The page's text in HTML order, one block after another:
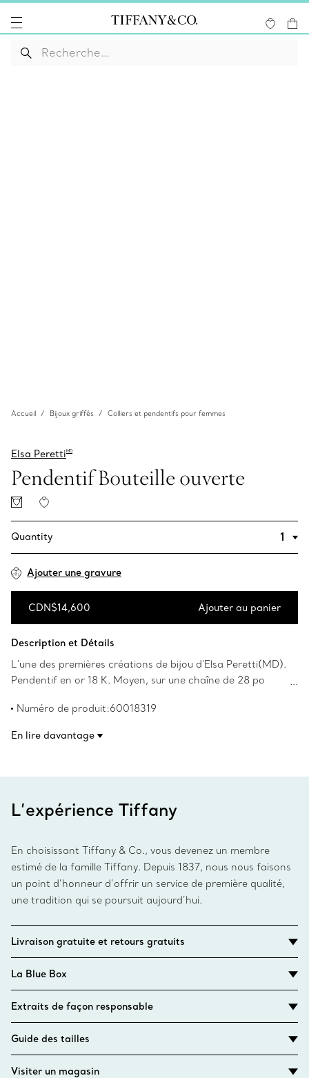
Accueil Bijoux griffés Colliers et pendentifs pour femmes
Elsa PerettiMD
Pendentif Bouteille ouverte
Quantity
Ajouter une gravure
CDN$14,600 Ajouter au panier
Description et Détails
L'une des premières créations de bijou d'Elsa Peretti(MD).
Pendentif en or 18 K. Moyen, sur une chaîne de 28 po
mettre une fleur. Les droits d’auteur sur les créations
Numéro de produit:60018319
En lire davantage
L’expérience Tiffany
En choisissant Tiffany & Co., vous devenez un membre
estimé de la famille Tiffany. Depuis 1837, nous nous faisons
un point d’honneur d’offrir un service de première qualité,
une tradition qui se poursuit aujourd’hui.
Livraison gratuite et retours gratuits
La Blue Box
Extraits de façon responsable
Guide des tailles
Visiter un magasin